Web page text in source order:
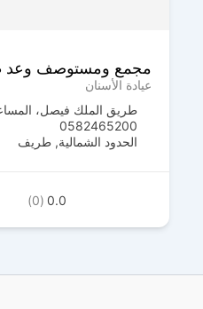
مجمع ابتسامة
– طريف
عيادة الأسنان
الورود، طريف‎ 75312
0561641000